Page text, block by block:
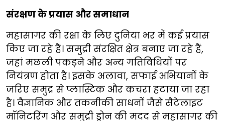
संरक्षण के प्रयास और समाधान
महासागर की रक्षा के लिए दुनिया भर में कई प्रयास
किए जा रहे हैं। समुद्री संरक्षित क्षेत्र बनाए जा रहे हैं,
जहां मछली पकड़ने और अन्य गतिविधियों पर
नियंत्रण होता है। इसके अलावा, सफाई अभियानों के
जरिए समुद्र से प्लास्टिक और कचरा हटाया जा रहा
है। वैज्ञानिक और तकनीकी साधनों जैसे सैटेलाइट
मॉनिटरिंग और समुद्री ड्रोन की मदद से महासागर की